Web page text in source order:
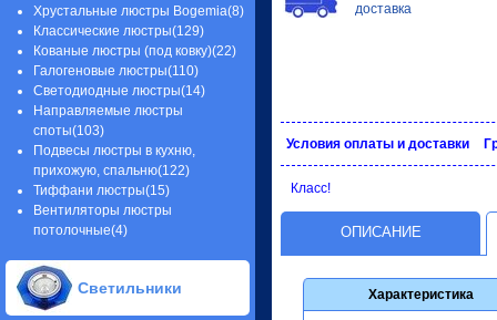
доставка
Условия оплаты и доставки
Класс!
ОПИСАНИЕ
Характеристика
Хрустальные люстры Bogemia(8)
Классические люстры(129)
Кованые люстры (под ковку)(22)
Галогеновые люстры(110)
Светодиодные люстры(14)
Направляемые люстры
споты(103)
Подвесы люстры в кухню,
прихожую, спальню(122)
Тиффани люстры(15)
Вентиляторы люстры
потолочные(4)
Светильники